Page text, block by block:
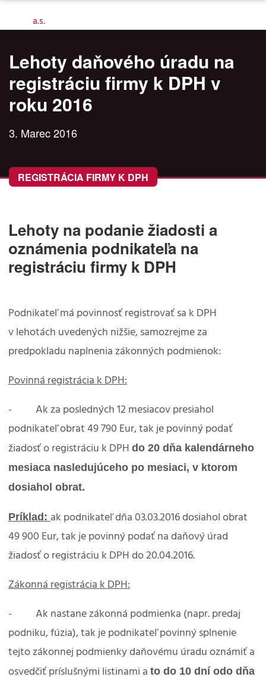
Lehoty daňového úradu na
registráciu firmy k DPH v
roku 2016
3. Marec 2016
REGISTRÁCIA FIRMY K DPH
Lehoty na podanie žiadosti a
oznámenia podnikateľa na
registráciu firmy k DPH
Podnikateľ má povinnosť registrovať sa k DPH
v lehotách uvedených nižšie, samozrejme za
predpokladu naplnenia zákonných podmienok:
Povinná registrácia k DPH:
- Ak za posledných 12 mesiacov presiahol
podnikateľ obrat 49 790 Eur, tak je povinný podať
žiadosť o registráciu k DPH do 20 dňa kalendárneho
mesiaca nasledujúceho po mesiaci, v ktorom
dosiahol obrat.
Príklad: ak podnikateľ dňa 03.03.2016 dosiahol obrat
49 900 Eur, tak je povinný podať na daňový úrad
žiadosť o registráciu k DPH do 20.04.2016.
Zákonná registrácia k DPH:
- Ak nastane zákonná podmienka (napr. predaj
podniku, fúzia), tak je podnikateľ povinný splnenie
tejto zákonnej podmienky daňovému úradu oznámiť a
osvedčiť príslušnými listinami a to do 10 dní odo dňa